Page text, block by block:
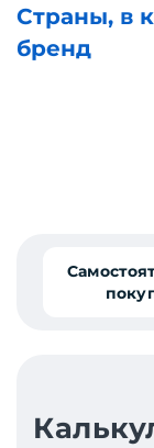
Страны, в
бренд